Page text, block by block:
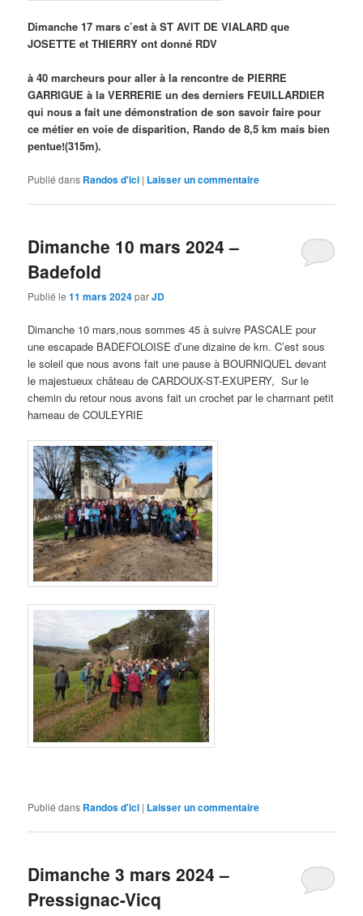
Dimanche 17 mars c’est à ST AVIT DE VIALARD que
JOSETTE et THIERRY ont donné RDV
à 40 marcheurs pour aller à la rencontre de PIERRE
GARRIGUE à la VERRERIE un des derniers FEUILLARDIER
qui nous a fait une démonstration de son savoir faire pour
ce métier en voie de disparition, Rando de 8,5 km mais bien
pentue!(315m).
Publié dans Randos d'ici | Laisser un commentaire
Dimanche 10 mars 2024 –
Badefold
Publié le11 mars 2024parJD
Dimanche 10 mars,nous sommes 45 à suivre PASCALE pour
une escapade BADEFOLOISE d’une dizaine de km. C’est sous
le soleil que nous avons fait une pause à BOURNIQUEL devant
le majestueux château de CARDOUX-ST-EXUPERY, Sur le
chemin du retour nous avons fait un crochet par le charmant petit
hameau de COULEYRIE
Publié dans Randos d'ici | Laisser un commentaire
Dimanche 3 mars 2024 –
Pressignac-Vicq